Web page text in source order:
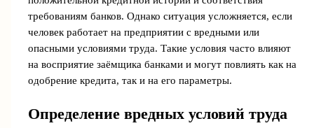
требованиям банков. Однако ситуация усложняется, если
человек работает на предприятии с вредными или
опасными условиями труда. Такие условия часто влияют
на восприятие заёмщика банками и могут повлиять как на
одобрение кредита, так и на его параметры.
Определение вредных условий труда